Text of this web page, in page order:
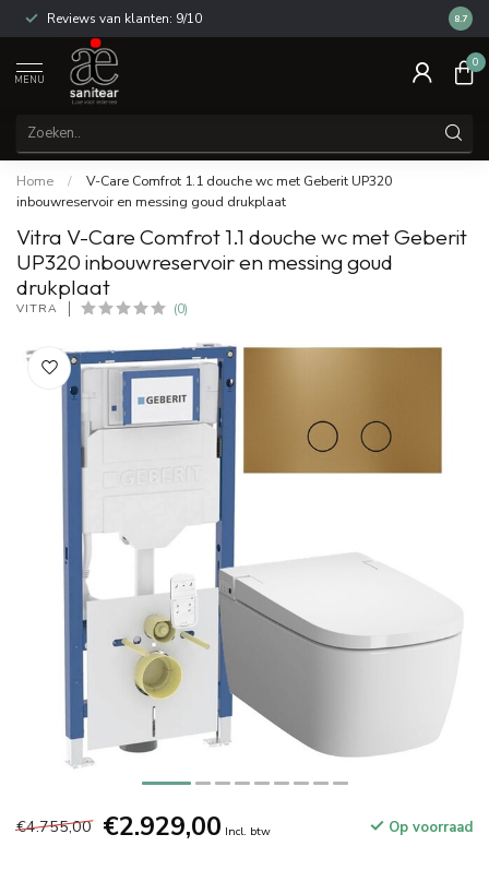
Reviews van klanten: 9/10 14
8.7
MENU
0
Home /
V-Care Comfrot 1.1 douche wc met Geberit UP320
inbouwreservoir en messing goud drukplaat
Vitra V-Care Comfrot 1.1 douche wc met Geberit
UP320 inbouwreservoir en messing goud
drukplaat
VITRA (0)
€4.755,00 €2.929,00 Incl. btw Op voorraad